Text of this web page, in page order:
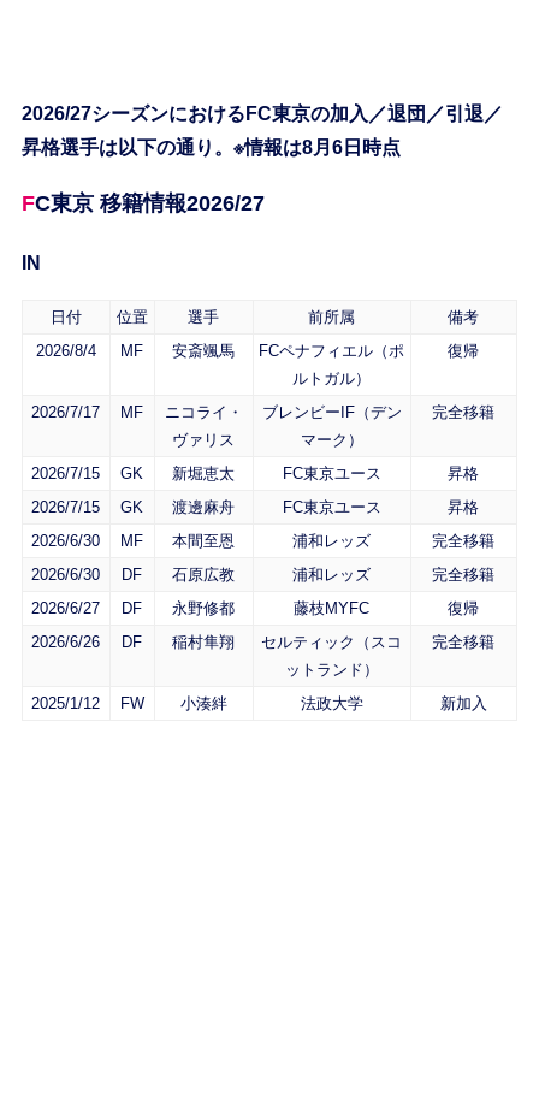
2026/27シーズンにおけるFC東京の加入／退団／引退／
昇格選手は以下の通り。※情報は8月6日時点
FC東京 移籍情報2026/27
IN
日付 位置 選手 前所属
備考
2026/8/4
MF 安斎颯馬
FCペナフィエル（ポ
ルトガル）
復帰
2026/7/17 MF
ニコライ・
ヴァリス
ブレンビーIF（デン
マーク）
完全移籍
2026/7/15 GK 新堀恵太 FC東京ユース
昇格
2026/7/15
GK 渡邊麻舟 FC東京ユース
昇格
2026/6/30
MF 本間至恩 浦和レッズ
完全移籍
2026/6/30
DF 石原広教 浦和レッズ
完全移籍
2026/6/27
DF 永野修都 藤枝MYFC
復帰
2026/6/26
DF 稲村隼翔
セルティック（スコ
ットランド）
完全移籍
2025/1/12 FW 小湊絆 法政大学 新加入